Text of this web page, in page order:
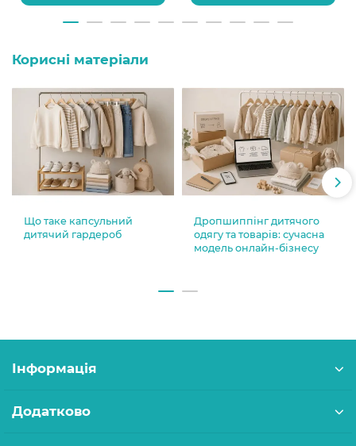
Корисні матеріали
Що таке капсульний
дитячий гардероб
Дропшиппінг дитячого
одягу та товарів: сучасна
модель онлайн-бізнесу
Інформація
Додатково